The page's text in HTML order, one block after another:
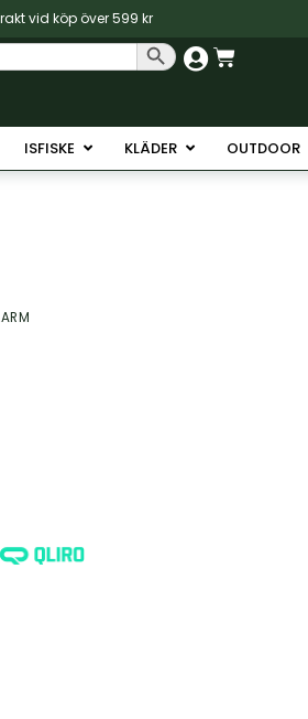
vid köp över 599 kr
Sökknapp Varukorg
Havsfiske
ISFISKE Öppna Isfiske
KLÄDER Öppna Kläder
OUTDOOR